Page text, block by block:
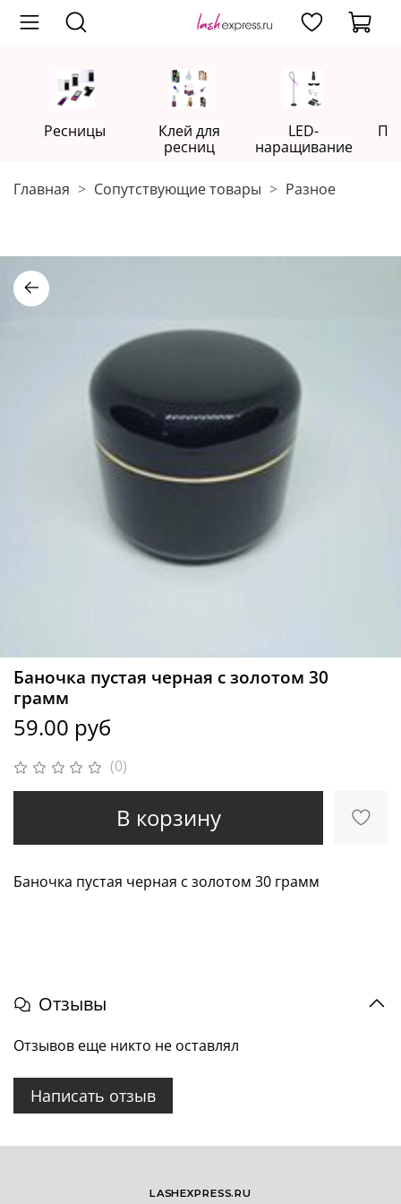
Ресницы
Клей для
ресниц
LED-
наращивание
Главная Сопутствующие товары Разное
(0)
Баночка пустая черная с золотом 30
грамм
59.00 руб
В корзину
Баночка пустая черная с золотом 30 грамм
Отзывы
Отзывов еще никто не оставлял
Написать отзыв
LASHEXPRESS.RU